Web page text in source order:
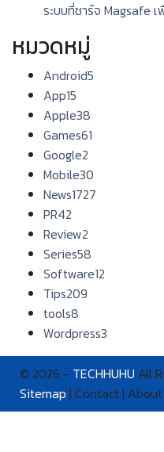
ระบบที่ชาร์จ Magsafe
หมวดหมู่
Android5
App15
Apple38
Games61
Google2
Mobile30
News1727
PR42
Review2
Series58
Software12
Tips209
tools8
Wordpress3
© 2026 - TECHHUHU All
Sitemap | Contact | About